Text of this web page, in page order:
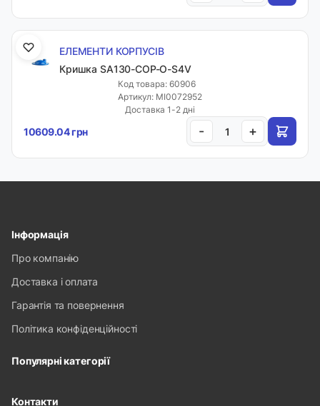
ЕЛЕМЕНТИ КОРПУСІВ
Кришка SA130-COP-O-S4V
Код товара: 60906
Артикул: MI0072952
Доставка 1-2 дні
10609.04 грн - +
Інформація
Про компанію
Доставка і оплата
Гарантія та повернення
Політика конфіденційності
Популярні категорії
Контакти